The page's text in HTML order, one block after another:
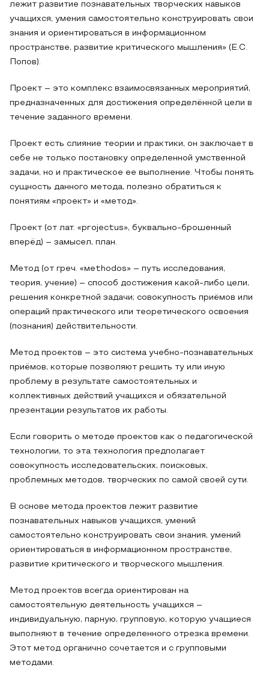
лежит развитие познавательных творческих навыков
учащихся, умения самостоятельно конструировать свои
знания и ориентироваться в информационном
пространстве, развитие критического мышления» (Е.С.
Попов).
Проект – это комплекс взаимосвязанных мероприятий,
предназначенных для достижения определённой цели в
течение заданного времени.
Проект есть слияние теории и практики, он заключает в
себе не только постановку определенной умственной
задачи, но и практическое ее выполнение. Чтобы понять
сущность данного метода, полезно обратиться к
понятиям «проект» и «метод».
Проект (от лат. «projectus», буквально-брошенный
вперёд) – замысел, план.
Метод (от греч. «мethodos» – путь исследования,
теория, учение) – способ достижения какой-либо цели,
решения конкретной задачи; совокупность приёмов или
операций практического или теоретического освоения
(познания) действительности.
Метод проектов – это система учебно-познавательных
приёмов, которые позволяют решить ту или иную
проблему в результате самостоятельных и
коллективных действий учащихся и обязательной
презентации результатов их работы.
Если говорить о методе проектов как о педагогической
технологии, то эта технология предполагает
совокупность исследовательских, поисковых,
проблемных методов, творческих по самой своей сути.
В основе метода проектов лежит развитие
познавательных навыков учащихся, умений
самостоятельно конструировать свои знания, умений
ориентироваться в информационном пространстве,
развитие критического и творческого мышления.
Метод проектов всегда ориентирован на
самостоятельную деятельность учащихся –
индивидуальную, парную, групповую, которую учащиеся
выполняют в течение определенного отрезка времени.
Этот метод органично сочетается и с групповыми
методами.